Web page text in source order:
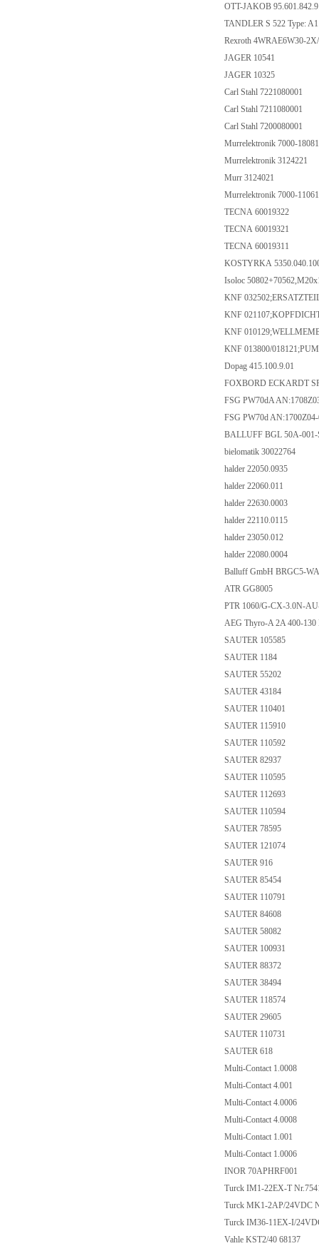
OTT-JAKOB
TANDLER S 522 Type:
Rexroth 4WRAE6W30-
JAGER 10541
JAGER 10325
Carl Stahl 7221080001
Carl Stahl 7211080001
Carl Stahl 7200080001
Murrelektronik 7000-
Murrelektronik 3124221
Murr 3124021
Murrelektronik 7000-
TECNA 60019322
TECNA 60019321
TECNA 60019311
KOSTYRKA
Isoloc
KNF
KNF
KNF
KNF 013800/
Dopag 415.100.9.01
FOXBORD ECKARDT
FSG PW70dA
FSG PW70d
BALLUFF BGL 50A-
bielomatik 30022764
halder 22050.0935
halder 22060.011
halder 22630.0003
halder 22110.0115
halder 23050.012
halder 22080.0004
Balluff GmbH BRGC5-
ATR GG8005
PTR 1060/G-CX-3.0N-
AEG Thyro-A 2A 400-
SAUTER 105585
SAUTER 1184
SAUTER 55202
SAUTER 43184
SAUTER 110401
SAUTER 115910
SAUTER 110592
SAUTER 82937
SAUTER 110595
SAUTER 112693
SAUTER 110594
SAUTER 78595
SAUTER 121074
SAUTER 916
SAUTER 85454
SAUTER 110791
SAUTER 84608
SAUTER 58082
SAUTER 100931
SAUTER 88372
SAUTER 38494
SAUTER 118574
SAUTER 29605
SAUTER 110731
SAUTER 618
Multi-Contact 1.0008
Multi-Contact 4.001
Multi-Contact 4.0006
Multi-Contact 4.0008
Multi-Contact 1.001
Multi-Contact 1.0006
INOR 70APHRF001
Turck IM1-22EX-T
Turck MK1-2AP/24VDC
Turck IM36-11EX-I/
Vahle KST2/40 68137